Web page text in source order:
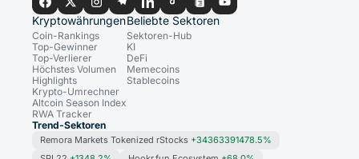
Kryptowährungen
Coin-Rankings
Top-Gewinner
Top-Verlierer
Höchstes Volumen
Highlights
Krypto-Umrechner
Altcoin Season Index
RWA Tracker
Beliebte Sektoren
Sektoren-Hub
KI
DeFi
Memecoins
Stablecoins
Trend-Sektoren
Remora Markets Tokenized rStocks +34363391478.5%